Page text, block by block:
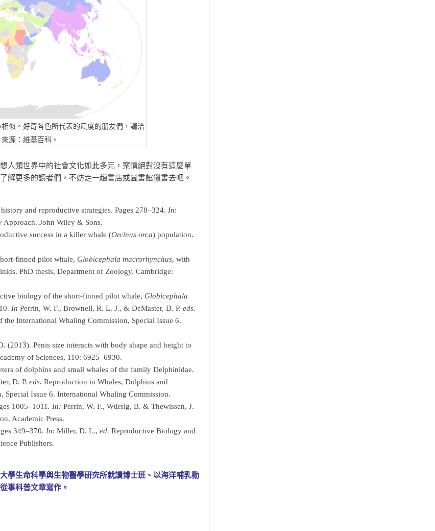
似。好奇各色所代表的尺度的朋友們，請洽
源：維基百科。
人類世界中的社會文化如此多元，案情絕對沒有這麼單
解更多的讀者們，不妨走一趟書店或圖書館獵書去吧。
and reproductive strategies. Pages 278–324. In:
John Wiley & Sons.
success in a killer whale (Orcinus orca) population.
finned pilot whale, Globicephala macrorhynchus, with
PhD thesis, Department of Zoology. Cambridge:
biology of the short-finned pilot whale, Globicephala
In Perrin, W. F., Brownell, R. L. J., & DeMaster, D. P. eds.
International Whaling Commission, Special Issue 6.
(2013). Penis size interacts with body shape and height to
of Sciences, 110: 6925–6930.
of dolphins and small whales of the family Delphinidae.
D. P. eds. Reproduction in Whales, Dolphins and
Special Issue 6. International Whaling Commission.
1005–1011. In: Perrin, W. F., Würsig, B. & Thewissen, J.
Academic Press.
349–370. In: Miller, D. L., ed. Reproductive Biology and
Publishers.
生命科學與生物醫學研究所就讀博士班、以海洋哺乳動
事科普文章寫作。